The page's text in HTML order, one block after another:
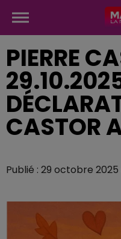
PIERRE
CASTOR
Publié : 29 octobre 2025